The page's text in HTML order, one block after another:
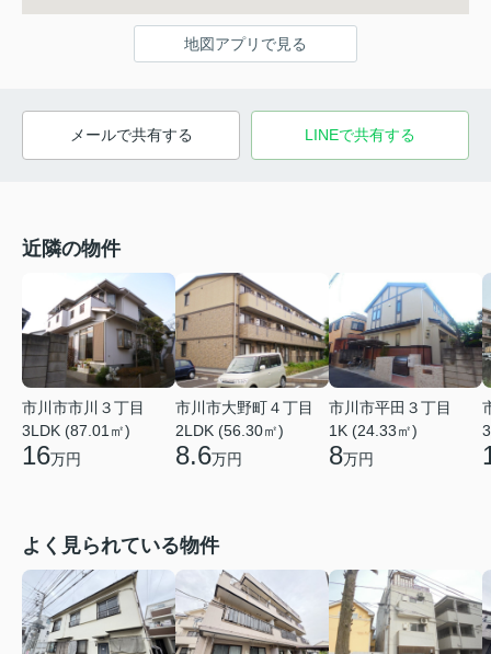
地図アプリで見る
メールで共有する LINEで共有する
近隣の物件
市川市市川３丁目
3LDK (87.01㎡)
16万円
市川市大野町４丁目
2LDK (56.30㎡)
8.6万円
市川市平田３丁目
1K (24.33㎡)
8万円
よく見られている物件